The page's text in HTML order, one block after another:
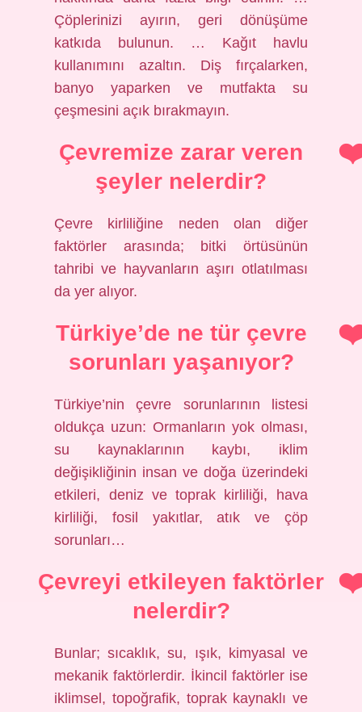
Çöplerinizi ayırın, geri dönüşüme
katkıda bulunun. … Kağıt havlu
kullanımını azaltın. Diş fırçalarken,
banyo yaparken ve mutfakta su
çeşmesini açık bırakmayın.
Çevremize zarar veren
şeyler nelerdir?
Çevre kirliliğine neden olan diğer
faktörler arasında; bitki örtüsünün
tahribi ve hayvanların aşırı otlatılması
da yer alıyor.
Türkiye’de ne tür çevre
sorunları yaşanıyor?
Türkiye’nin çevre sorunlarının listesi
oldukça uzun: Ormanların yok olması,
su kaynaklarının kaybı, iklim
değişikliğinin insan ve doğa üzerindeki
etkileri, deniz ve toprak kirliliği, hava
kirliliği, fosil yakıtlar, atık ve çöp
sorunları…
Çevreyi etkileyen faktörler
nelerdir?
Bunlar; sıcaklık, su, ışık, kimyasal ve
mekanik faktörlerdir. İkincil faktörler ise
iklimsel, topoğrafik, toprak kaynaklı ve